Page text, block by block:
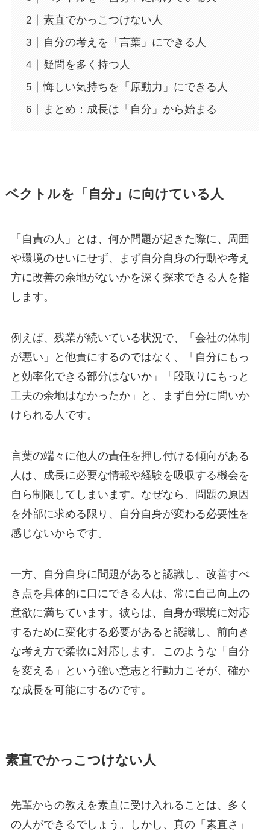
素直でかっこつけない人
自分の考えを「言葉」にできる人
疑問を多く持つ人
悔しい気持ちを「原動力」にできる人
まとめ：成長は「自分」から始まる
ベクトルを「自分」に向けている人
「自責の人」とは、何か問題が起きた際に、周囲
や環境のせいにせず、まず自分自身の行動や考え
方に改善の余地がないかを深く探求できる人を指
します。
例えば、残業が続いている状況で、「会社の体制
が悪い」と他責にするのではなく、「自分にもっ
と効率化できる部分はないか」「段取りにもっと
工夫の余地はなかったか」と、まず自分に問いか
けられる人です。
言葉の端々に他人の責任を押し付ける傾向がある
人は、成長に必要な情報や経験を吸収する機会を
自ら制限してしまいます。なぜなら、問題の原因
を外部に求める限り、自分自身が変わる必要性を
感じないからです。
一方、自分自身に問題があると認識し、改善すべ
き点を具体的に口にできる人は、常に自己向上の
意欲に満ちています。彼らは、自身が環境に対応
するために変化する必要があると認識し、前向き
な考え方で柔軟に対応します。このような「自分
を変える」という強い意志と行動力こそが、確か
な成長を可能にするのです。
素直でかっこつけない人
先輩からの教えを素直に受け入れることは、多く
の人ができるでしょう。しかし、真の「素直さ」